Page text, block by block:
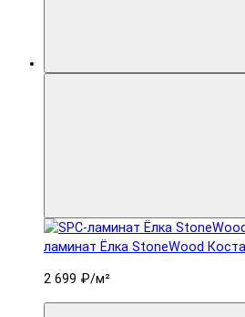
ламинат Ëлка StoneWood
2 699 ₽/м²